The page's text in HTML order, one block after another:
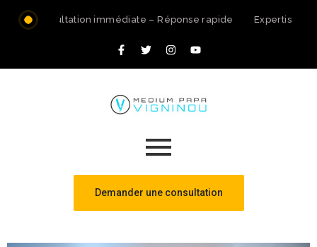
Consultation immédiate – Réponse rapide Expertise
Demander une consultation